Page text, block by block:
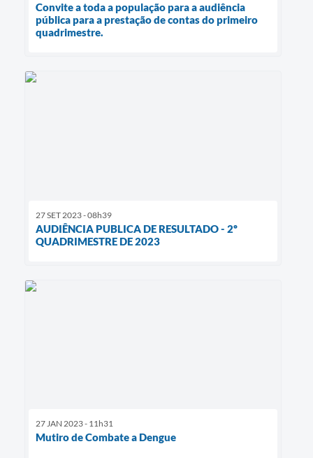
Convite a toda a população para a audiência
pública para a prestação de contas do primeiro
quadrimestre.
27 SET 2023 - 08h39
AUDIÊNCIA PUBLICA DE RESULTADO - 2º
QUADRIMESTRE DE 2023
27 JAN 2023 - 11h31
Mutiro de Combate a Dengue